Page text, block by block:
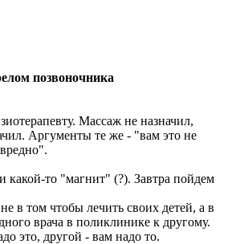
позвоночника
Массаж не назначил,
Аргументы те же - "вам это не
то "магнит" (?). Завтра пойдем
в том чтобы лечить своих детей, а в
врача в поликлинике к другому.
это, другой - вам надо то.